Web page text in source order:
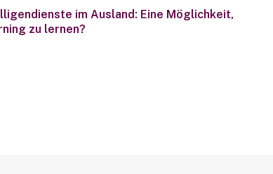
im Ausland: Eine Möglichkeit,
zu lernen?